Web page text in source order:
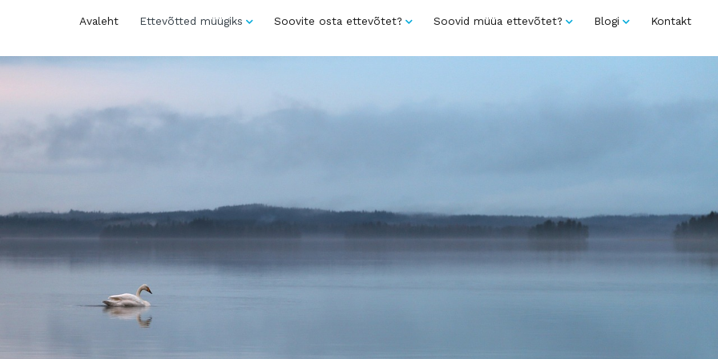
Avaleht Ettevõtted müügiks Soovite osta ettevõtet? Soovid müüa ettevõtet? Blogi Kontakt